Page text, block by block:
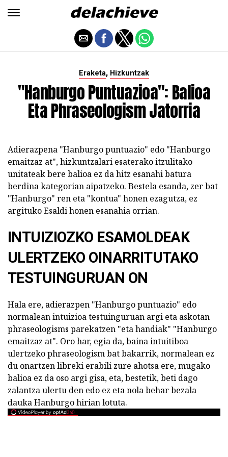
Eraketa, Hizkuntzak
"Hanburgo Puntuazioa": Balioa
Eta Phraseologism Jatorria
Adierazpena "Hanburgo puntuazio" edo "Hanburgo
emaitzaz at", hizkuntzalari esaterako itzulitako
unitateak bere balioa ez da hitz esanahi batura
berdina kategorian aipatzeko. Bestela esanda, zer bat
"Hanburgo" ren eta "kontua" honen ezagutza, ez
argituko Esaldi honen esanahia orrian.
INTUIZIOZKO ESAMOLDEAK
ULERTZEKO OINARRITUTAKO
TESTUINGURUAN ON
Hala ere, adierazpen "Hanburgo puntuazio" edo
normalean intuizioa testuinguruan argi eta askotan
phraseologisms parekatzen "eta handiak" "Hanburgo
emaitzaz at". Oro har, egia da, baina intuitiboa
ulertzeko phraseologism bat bakarrik, normalean ez
du onartzen libreki erabili zure ahotsa ere, mugako
balioa ez da oso argi gisa, eta, bestetik, beti dago
zalantza ulertu den edo ez eta nola behar bezala
dauka Hanburgo hirian lotuta.